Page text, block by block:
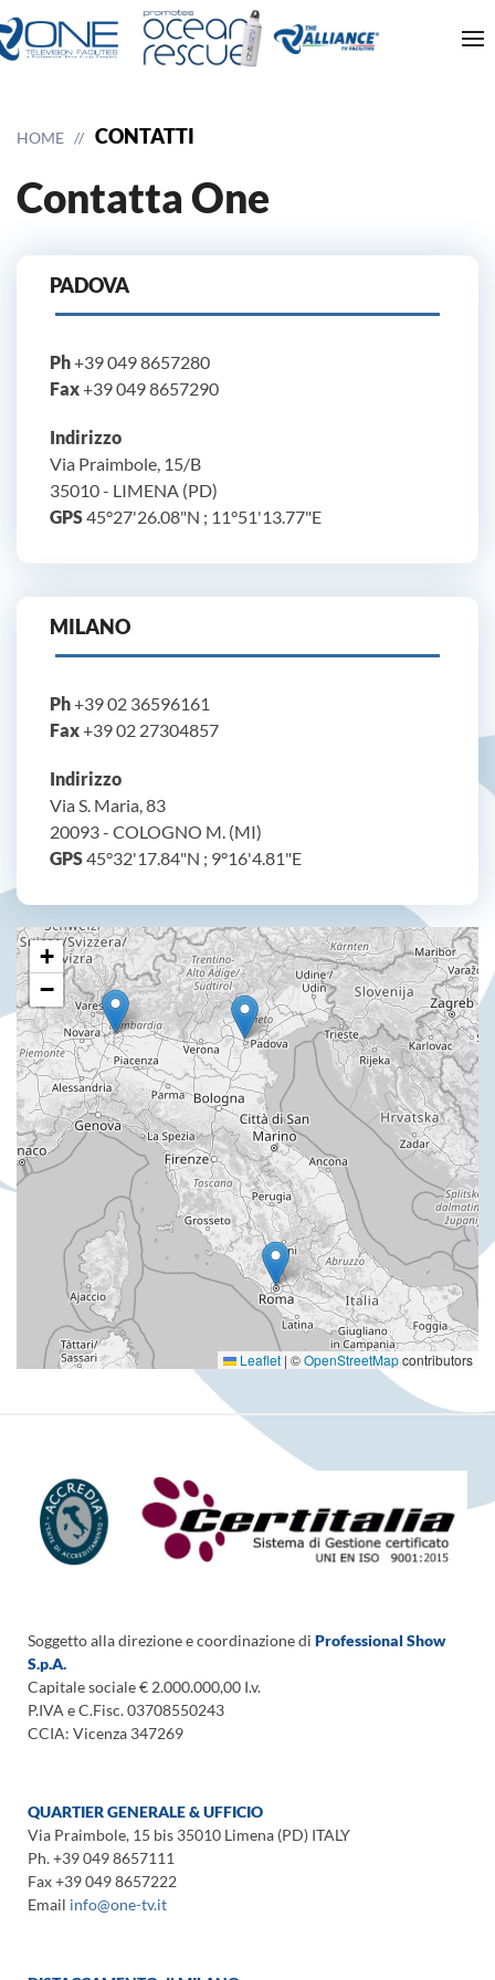
HOME CONTATTI
Contatta One
PADOVA
Ph+39 049 8657280
Fax+39 049 8657290
Indirizzo
Via Praimbole, 15/B
35010 - LIMENA (PD)
GPS45°27'26.08"N ; 11°51'13.77"E
MILANO
Ph+39 02 36596161
Fax+39 02 27304857
Indirizzo
Via S. Maria, 83
20093 - COLOGNO M. (MI)
GPS45°32'17.84"N ; 9°16'4.81"E
+
−
Leaflet | ©OpenStreetMapcontributors
Soggetto alla direzione e coordinazione di Professional Show
S.p.A.
Capitale sociale € 2.000.000,00 I.v.
P.IVA e C.Fisc. 03708550243
CCIA: Vicenza 347269
QUARTIER GENERALE & UFFICIO
Via Praimbole, 15 bis 35010 Limena (PD) ITALY
Ph. +39 049 8657111
Fax +39 049 8657222
Email info@one-tv.it